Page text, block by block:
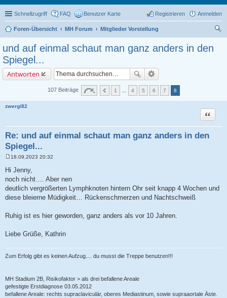
Schnellzugriff FAQ Benutzer Karte Anmelden
Registrieren
Foren-Übersicht MH Forum
Mitglieder Vorstellung
und auf einmal schaut man ganz anders in den
Spiegel...
Antworten
107 Beiträge 1 4 5 6 7 8
zwergi82
Re: und auf einmal schaut man ganz anders in den
Spiegel...
Zitat
t
a
g
18.09.2023 20:32
Hi Jenny,
noch nicht…. Aber nen
deutlich vergrößerten Lymphknoten hintern Ohr seit knapp 4 Wochen und
diese bleierne Müdigkeit… Rückenschmerzen und Nachtschweiß
Ruhig ist es hier geworden, ganz anders als vor 10 Jahren.
Liebe Grüße, Kathrin
Zum Erfolg gibt es keinen Aufzug.... du musst die Treppe benutzen!!!
MH Stadium 2B, Risikofaktor > als drei befallene Areale
gefestigte Erstdiagnose 03.05.2012
befallene Areale: rechts supraclaviculär, oberes Mediastinum, sowie supraaortale Äste.